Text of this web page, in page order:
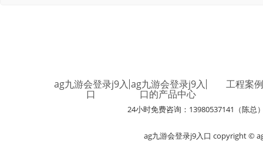
ag九游会登录j9入
口
ag九游会登录j9入
口的产品中心
工程案例
24小时免费咨询：13980537141（陈总
ag九游会登录j9入口 copyright ©